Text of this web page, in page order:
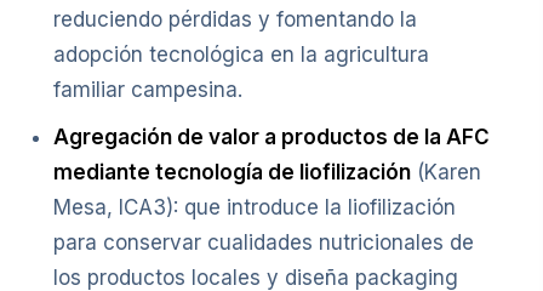
reduciendo pérdidas y fomentando la
adopción tecnológica en la agricultura
familiar campesina.
Agregación de valor a productos de la AFC
mediante tecnología de liofilización (Karen
Mesa, ICA3): que introduce la liofilización
para conservar cualidades nutricionales de
los productos locales y diseña packaging